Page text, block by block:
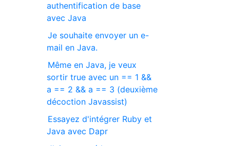
authentification de base
avec Java
Je souhaite envoyer un e-
mail en Java.
Même en Java, je veux
sortir true avec un == 1 &&
a == 2 && a == 3 (deuxième
décoction Javassist)
Essayez d'intégrer Ruby et
Java avec Dapr